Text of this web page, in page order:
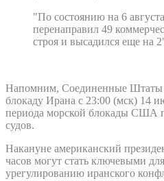
"По состоянию на 6
перенаправил 49
строя и высадился еще на
Напомним, Соединенные Штаты
блокаду Ирана с 23:00 (мск) 14
периода морской блокады США
судов.
Накануне американский
часов могут стать ключевыми
урегулированию иранского